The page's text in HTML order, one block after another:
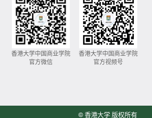
香港大学中国商业学院
官方微信
香港大学中国商业学院
官方视频号
© 香港大学 版权所有